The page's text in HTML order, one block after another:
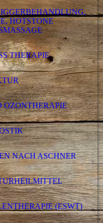
HOTSTONE
THERAPIE
OZONTHERAPIE
NACH ASCHNER
(ESWT)